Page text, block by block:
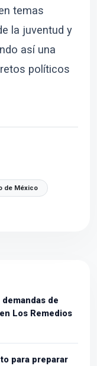
temas
la juventud y
así una
políticos
de México
de
Los Remedios
para preparar